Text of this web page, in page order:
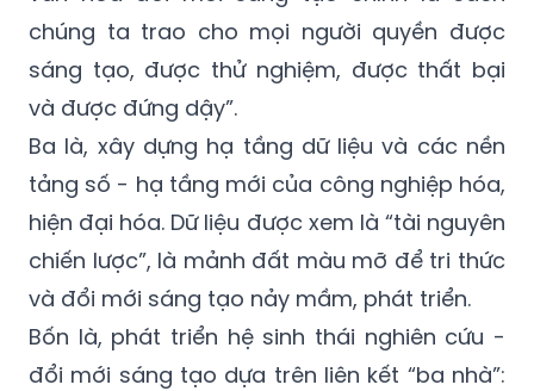
chúng ta trao cho mọi người quyền được
sáng tạo, được thử nghiệm, được thất bại
và được đứng dậy”.
Ba là, xây dựng hạ tầng dữ liệu và các nền
tảng số - hạ tầng mới của công nghiệp hóa,
hiện đại hóa. Dữ liệu được xem là “tài nguyên
chiến lược”, là mảnh đất màu mỡ để tri thức
và đổi mới sáng tạo nảy mầm, phát triển.
Bốn là, phát triển hệ sinh thái nghiên cứu -
đổi mới sáng tạo dựa trên liên kết “ba nhà”: